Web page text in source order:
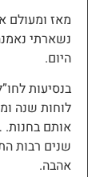
מאז ומעולם
נשארתי
היום.
בנסיעות
לוחות שנה
אותם בחנות.
שנים רבות
אהבה.